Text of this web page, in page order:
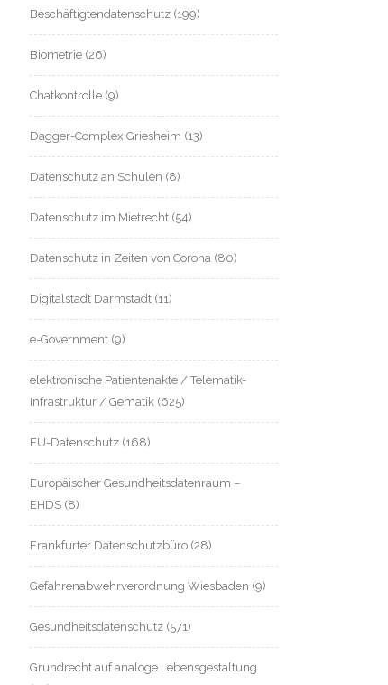
Beschäftigtendatenschutz (199)
Biometrie (26)
Chatkontrolle (9)
Dagger-Complex Griesheim (13)
Datenschutz an Schulen (8)
Datenschutz im Mietrecht (54)
Datenschutz in Zeiten von Corona (80)
Digitalstadt Darmstadt (11)
e-Government (9)
elektronische Patientenakte / Telematik-
Infrastruktur / Gematik (625)
EU-Datenschutz (168)
Europäischer Gesundheitsdatenraum –
EHDS (8)
Frankfurter Datenschutzbüro (28)
Gefahrenabwehrverordnung Wiesbaden (9)
Gesundheitsdatenschutz (571)
Grundrecht auf analoge Lebensgestaltung